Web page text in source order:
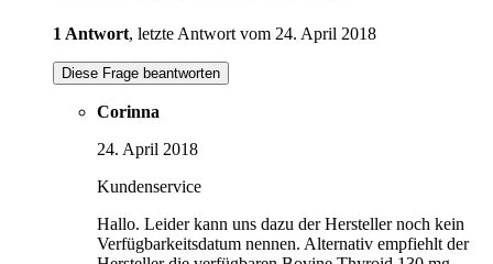
1 Antwort, letzte Antwort vom 24. April 2018
Diese Frage beantworten
Corinna
24. April 2018
Kundenservice
Hallo. Leider kann uns dazu der Hersteller noch kein
Verfügbarkeitsdatum nennen. Alternativ empfiehlt der